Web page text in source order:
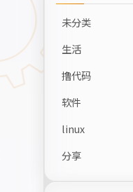
未分类
生活
撸代码
软件
linux
分享